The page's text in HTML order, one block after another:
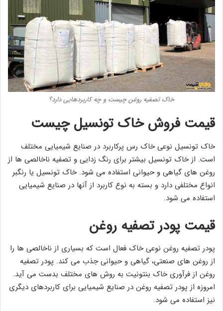
خاک تصفیه روغن چیست و چه کاربردهایی دارد؟
قیمت فروش خاک تونسیل چیست
خاک تونسیل نوعی خاک رس پرکاربرد در صنایع شیمیایی مختلف
است. از خاک تونسیل بیشتر برای رنگ زدایی و تصفیه ناخالصی ها از
روغن های گیاهی و حیوانی استفاده می شود. خاک تونسیل یا رنگبر
انواع مختلفی دارد و بسته به نوع کاربرد از آنها در صنایع شیمیایی
استفاده می شود.
قیمت پودر تصفیه روغن
پودر تصفیه روغن نوعی خاک فعال است که بسیاری از ناخالصی ها را
از روغن های صنعتی، گیاهی و حیوانی جذب می کند. پودر تصفیه
روغن از فرآوری خاک بنتونیت به روش های مختلف بدست می آید.
امروزه از پودر تصفیه روغن در صنایع شیمیایی برای کاربردهای دیگری
نیز استفاده می شود.